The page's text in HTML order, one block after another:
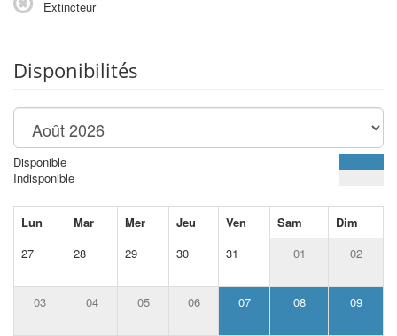
Extincteur
Disponibilités
Disponible
Indisponible
Lun Mar Mer Jeu Ven Sam
Dim
27
28 29 30 31 01 02
03 04 05 06 07 08 09